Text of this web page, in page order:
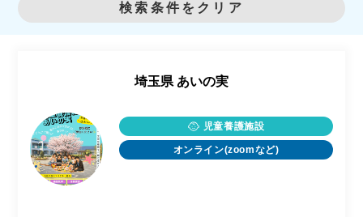
検索条件をクリア
埼玉県 あいの実
児童養護施設
オンライン(zoomなど)